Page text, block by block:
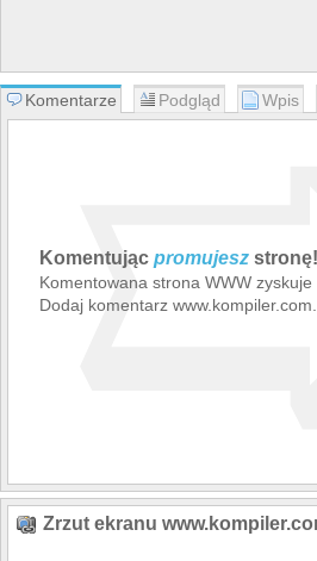
Komentarze Podgląd Wpis
Komentując promujesz stronę!
Komentowana strona WWW zyskuje
Dodaj komentarz
Zrzut ekranu